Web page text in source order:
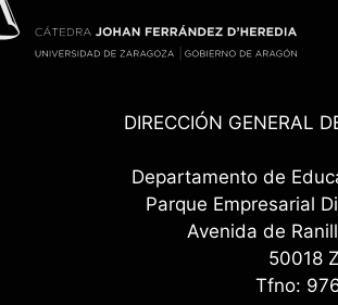
DIRECCIÓN GENERAL
Departamento de
Parque Empresarial
Avenida de
50018
Tfno: